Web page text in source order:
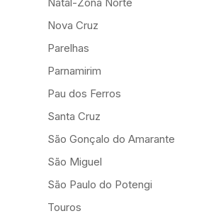
Nova Cruz
Parelhas
Parnamirim
Pau dos Ferros
Santa Cruz
São Gonçalo do Amarante
São Miguel
São Paulo do Potengi
Touros